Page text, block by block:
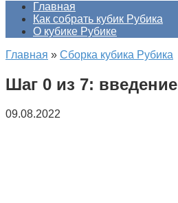
Главная
Как собрать кубик Рубика
О кубике Рубике
Главная » Сборка кубика Рубика
Шаг 0 из 7: введение
09.08.2022